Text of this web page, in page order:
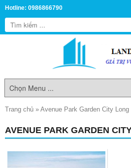
Hotline: 0986866790
Trang chủ » Avenue Park Garden City Long
AVENUE PARK GARDEN